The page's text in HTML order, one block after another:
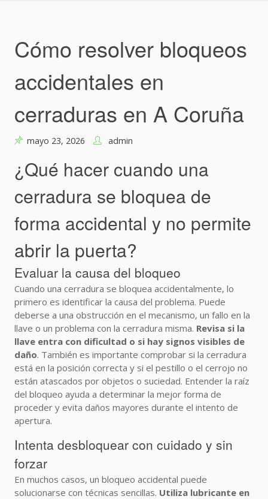
Cómo resolver bloqueos
accidentales en
cerraduras en A Coruña
mayo 23, 2026 admin
¿Qué hacer cuando una
cerradura se bloquea de
forma accidental y no permite
abrir la puerta?
Evaluar la causa del bloqueo
Cuando una cerradura se bloquea accidentalmente, lo
primero es identificar la causa del problema. Puede
deberse a una obstrucción en el mecanismo, un fallo en la
llave o un problema con la cerradura misma. Revisa si la
llave entra con dificultad o si hay signos visibles de
daño. También es importante comprobar si la cerradura
está en la posición correcta y si el pestillo o el cerrojo no
están atascados por objetos o suciedad. Entender la raíz
del bloqueo ayuda a determinar la mejor forma de
proceder y evita daños mayores durante el intento de
apertura.
Intenta desbloquear con cuidado y sin
forzar
En muchos casos, un bloqueo accidental puede
solucionarse con técnicas sencillas. Utiliza lubricante en